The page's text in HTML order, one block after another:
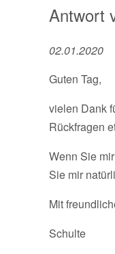
Antwort
02.01.2020
Guten Tag,
vielen Dank
Rückfragen
Wenn Sie
Sie mir
Mit
Schulte